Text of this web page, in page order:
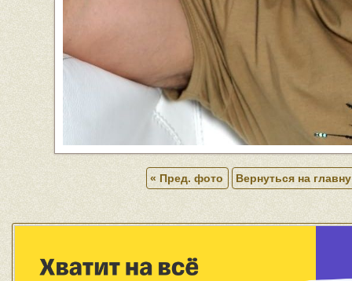
« Пред. фото Вернуться на